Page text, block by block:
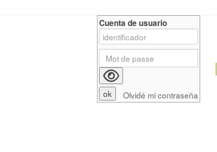
Cuenta de usuario
Olvidé mi contraseña